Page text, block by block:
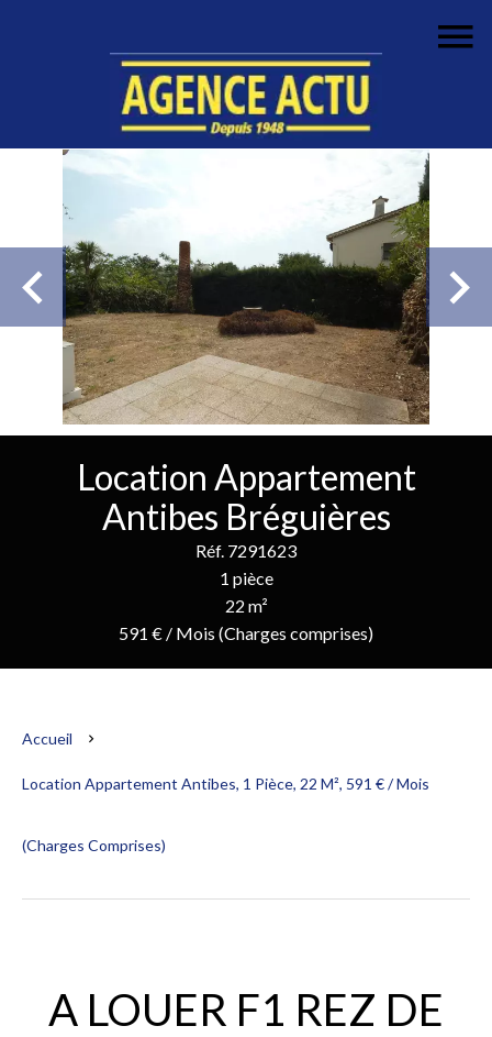
Location Appartement
Antibes Bréguières
Réf. 7291623
1 pièce
22 m²
591 € / Mois (Charges comprises)
Accueil
Location Appartement Antibes, 1 Pièce, 22 M², 591 € / Mois
(Charges Comprises)
A LOUER F1 REZ DE